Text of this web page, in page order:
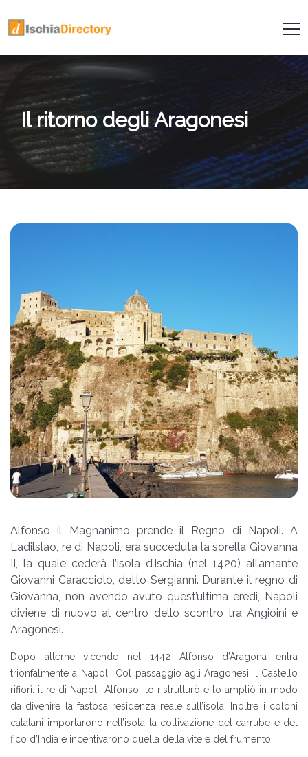
Il ritorno degli Aragonesi
Alfonso il Magnanimo prende il Regno di Napoli. A
Ladilslao, re di Napoli, era succeduta la sorella Giovanna
II, la quale cederà l’isola d’Ischia (nel 1420) all’amante
Giovanni Caracciolo, detto Sergianni. Durante il regno di
Giovanna, non avendo avuto quest’ultima eredi, Napoli
diviene di nuovo al centro dello scontro tra Angioini e
Aragonesi.
Dopo alterne vicende nel 1442 Alfonso d’Aragona entra
trionfalmente a Napoli. Col passaggio agli Aragonesi il Castello
rifiorì: il re di Napoli, Alfonso, lo ristrutturò e lo ampliò in modo
da divenire la fastosa residenza reale sull’isola. Inoltre i coloni
catalani importarono nell’isola la coltivazione del carrube e del
fico d’India e incentivarono quella della vite e del frumento.